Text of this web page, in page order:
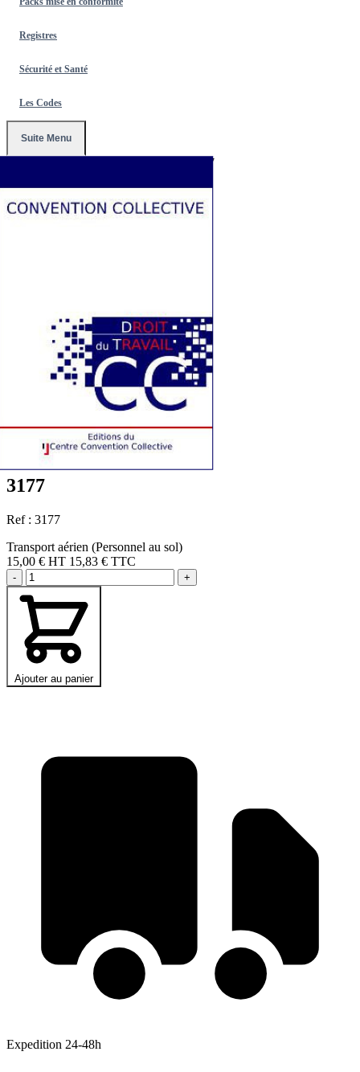
Registres
Sécurité et Santé
Les Codes
Suite Menu
3177
3177
Ref : 3177
Transport aérien (Personnel au sol)
15,00 € HT 15,83 € TTC
- +
Ajouter au panier
Expedition 24-48h